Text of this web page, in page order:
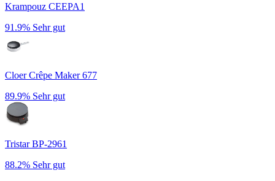
Krampouz CEEPA1
91.9% Sehr gut
Cloer Crêpe Maker 677
89.9% Sehr gut
Tristar BP-2961
88.2% Sehr gut